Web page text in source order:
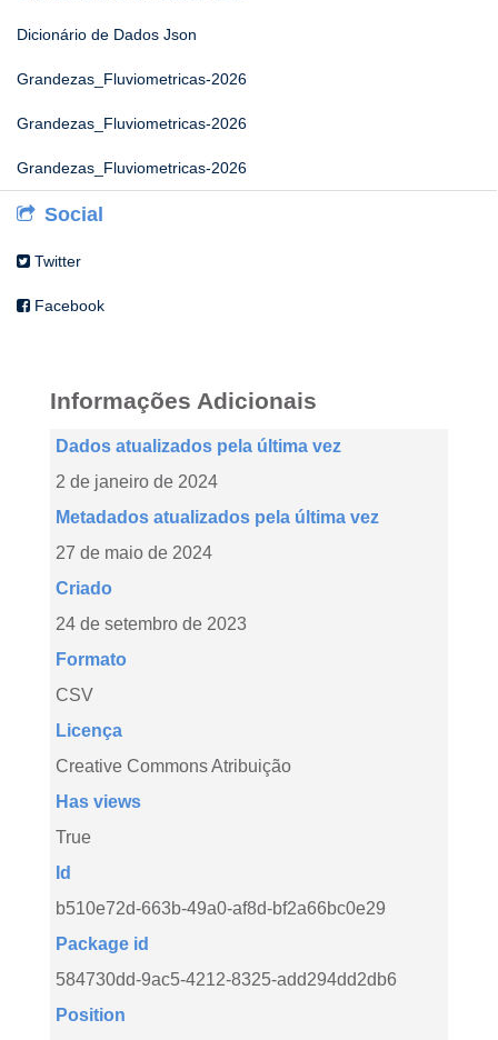
Dicionário de Dados Json
Grandezas_Fluviometricas-2026
Grandezas_Fluviometricas-2026
Grandezas_Fluviometricas-2026
Social
Twitter
Facebook
Informações Adicionais
Dados atualizados pela última vez
2 de janeiro de 2024
Metadados atualizados pela última vez
27 de maio de 2024
Criado
24 de setembro de 2023
Formato
CSV
Licença
Creative Commons Atribuição
Has views
True
Id
b510e72d-663b-49a0-af8d-bf2a66bc0e29
Package id
584730dd-9ac5-4212-8325-add294dd2db6
Position